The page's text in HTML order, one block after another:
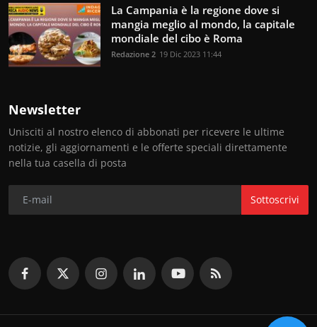
La Campania è la regione dove si
mangia meglio al mondo, la capitale
mondiale del cibo è Roma
Redazione 2 19 Dic 2023 11:44
Newsletter
Unisciti al nostro elenco di abbonati per ricevere le ultime
notizie, gli aggiornamenti e le offerte speciali direttamente
nella tua casella di posta
Sottoscrivi